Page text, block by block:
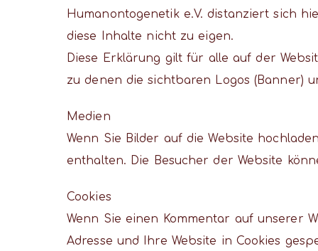
Humanontogenetik e.V. distanziert sich
diese Inhalte nicht zu eigen.
Diese Erklärung gilt für alle auf der
zu denen die sichtbaren Logos (Banner)
Medien
Wenn Sie Bilder auf die Website
enthalten. Die Besucher der Website
Cookies
Wenn Sie einen Kommentar auf unserer
Adresse und Ihre Website in Cookies